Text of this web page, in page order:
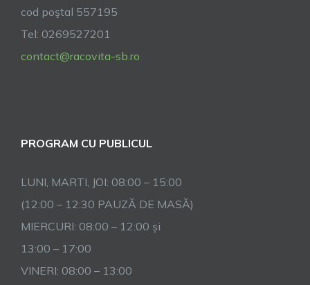
cod poştal 557195
Tel: 0269527201
contact@racovita-sb.ro
PROGRAM CU PUBLICUL
LUNI, MARTI, JOI: 08:00 – 15:00
(12:00 – 12:30 PAUZĂ DE MASĂ)
MIERCURI: 08:00 – 12:00 și
13:00 – 17:00
VINERI: 08:00 – 13:00